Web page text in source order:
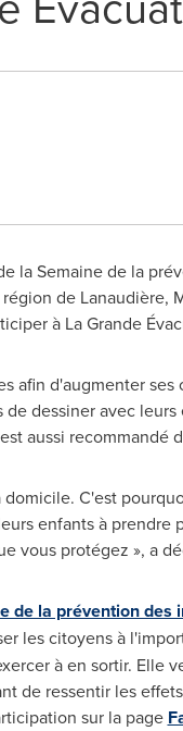
la Semaine de la
de Lanaudière,
à La Grande
afin d'augmenter
dessiner avec
aussi
C'est
enfants à prendre
vous protégez », a
de la prévention des
les citoyens à
à en sortir. Elle
de ressentir les
sur la page